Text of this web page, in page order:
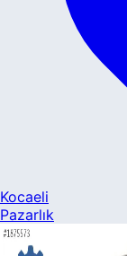
Kocaeli
Pazarlık